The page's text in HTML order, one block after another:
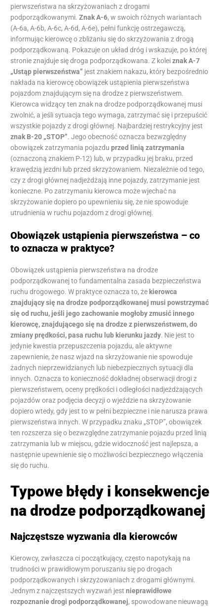
pierwszeństwa na skrzyżowaniach z drogami
podporządkowanymi.Znak A-6, w swoich różnych wariantach
(A-6a, A-6b, A-6c, A-6d, A-6e), pełni funkcję ostrzegawczą,
informując kierowcę o zbliżaniu się do skrzyżowania z drogą
podporządkowaną. Pokazuje on układ dróg i wskazuje, po której
stronie znajduje się droga podporządkowana. Z koleiznak A-7
„Ustąp pierwszeństwa” jest znakiem nakazu, który bezpośrednio
nakłada na kierowcę obowiązek ustąpienia pierwszeństwa
pojazdom znajdującym się na drodze z pierwszeństwem.
Kierowca widzący ten znak na drodze podporządkowanej musi
zwolnić, a jeśli sytuacja tego wymaga, zatrzymać się i przepuścić
wszystkie pojazdy z drogi głównej. Najbardziej restrykcyjny jest
znak B-20 „STOP”. Jego obecność oznacza bezwzględny
obowiązek zatrzymania pojazduprzed linią zatrzymania
(oznaczoną znakiem P-12) lub, w przypadku jej braku, przed
krawędzią jezdni lub przed skrzyżowaniem. Niezależnie od tego,
czy z drogi głównej nadjeżdżają inne pojazdy, zatrzymanie jest
konieczne. Po zatrzymaniu kierowca może wjechać na
skrzyżowanie dopiero po upewnieniu się, że nie spowoduje
utrudnienia w ruchu pojazdom z drogi głównej.
Obowiązek ustąpienia pierwszeństwa – co
to oznacza w praktyce?
Obowiązek ustąpienia pierwszeństwa na drodze
podporządkowanej to fundamentalna zasada bezpieczeństwa
ruchu drogowego. W praktyce oznacza to, że kierowca
znajdujący się na drodze podporządkowanej musi powstrzymać
się od ruchu, jeśli jego zachowanie mogłoby zmusić innego
kierowcę, znajdującego się na drodze z pierwszeństwem, do
zmiany prędkości, pasa ruchu lub kierunku jazdy. Nie jest to
jedynie kwestia przepuszczenia pojazdu, ale aktywne
zapewnienie, że nasz wjazd na skrzyżowanie nie spowoduje
żadnych nieprzewidzianych lub niebezpiecznych sytuacji dla
innych. Oznacza to konieczność dokładnej obserwacji drogi z
pierwszeństwem, oceny prędkości i odległości nadjeżdżających
pojazdów oraz podjęcia decyzji o wjeździe na skrzyżowanie
dopiero wtedy, gdy jest to w pełni bezpieczne i nie narusza prawa
pierwszeństwa innych. W przypadku znaku „STOP”, obowiązek
ten rozszerza się o bezwzględne zatrzymanie pojazdu przed linią
zatrzymania lub w miejscu, gdzie widoczność jest najlepsza, a
następnie upewnienie się o możliwości bezpiecznego włączenia
się do ruchu.
Typowe błędy i konsekwencje
na drodze podporządkowanej
Najczęstsze wyzwania dla kierowców
Kierowcy, zwłaszcza ci początkujący, często napotykają na
trudności w prawidłowym poruszaniu się po drogach
podporządkowanych i skrzyżowaniach z drogami głównymi.
Jednym z najczęstszych wyzwań jestnieprawidłowe
rozpoznanie drogi podporządkowanej, spowodowane nieuwagą